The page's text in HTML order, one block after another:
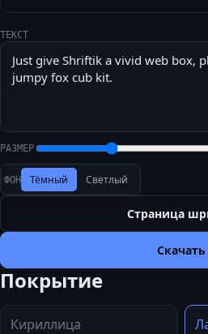
ТЕКСТ
РАЗМЕР
ФОН Тёмный Светлый
Страница
Скачать
Покрытие
Кириллица